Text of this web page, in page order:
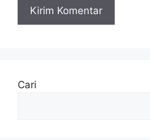
Cari